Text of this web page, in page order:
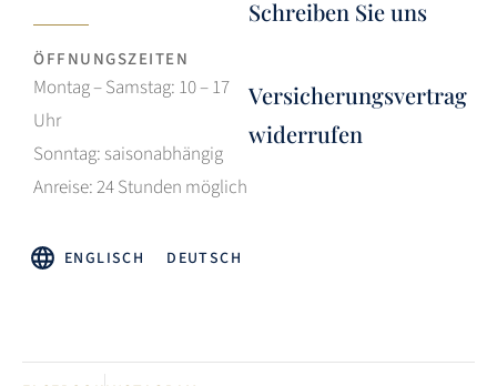
ÖFFNUNGSZEITEN
Montag – Samstag: 10 – 17
Uhr
Sonntag: saisonabhängig
Anreise: 24 Stunden möglich
Schreiben Sie uns
Versicherungsvertrag
widerrufen
ENGLISCH DEUTSCH